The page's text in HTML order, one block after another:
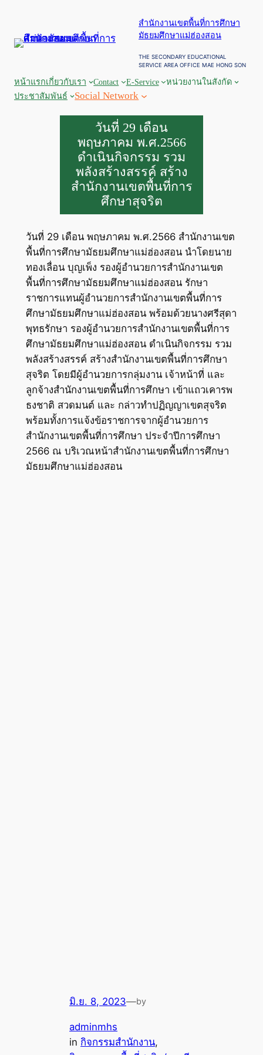
สำนักงานเขตพื้นที่การศึกษา
มัธยมศึกษาแม่ฮ่องสอน
THE SECONDARY EDUCATIONAL
SERVICE AREA OFFICE MAE HONG SON
หน้าแรกเกี่ยวกับเรา Contact E-Service
หน่วยงานในสังกัด
ประชาสัมพันธ์
Social Network
วันที่ 29 เดือน
พฤษภาคม พ.ศ.2566
ดำเนินกิจกรรม รวม
พลังสร้างสรรค์ สร้าง
สำนักงานเขตพื้นที่การ
ศึกษาสุจริต
วันที่ 29 เดือน พฤษภาคม พ.ศ.2566 สำนักงานเขต
พื้นที่การศึกษามัธยมศึกษาแม่ฮ่องสอน นำโดยนาย
ทองเลื่อน บุญเพ็ง รองผู้อำนวยการสำนักงานเขต
พื้นที่การศึกษามัธยมศึกษาแม่ฮ่องสอน รักษา
ราชการแทนผู้อำนวยการสำนักงานเขตพื้นที่การ
ศึกษามัธยมศึกษาแม่ฮ่องสอน พร้อมด้วยนางศรีสุดา
พุทธรักษา รองผู้อำนวยการสำนักงานเขตพื้นที่การ
ศึกษามัธยมศึกษาแม่ฮ่องสอน ดำเนินกิจกรรม รวม
พลังสร้างสรรค์ สร้างสำนักงานเขตพื้นที่การศึกษา
สุจริต โดยมีผู้อำนวยการกลุ่มงาน เจ้าหน้าที่ และ
ลูกจ้างสำนักงานเขตพื้นที่การศึกษา เข้าแถวเคารพ
ธงชาติ สวดมนต์ และ กล่าวทําปฏิญญาเขตสุจริต
พร้อมทั้งการแจ้งข้อราชการจากผู้อำนวยการ
สำนักงานเขตพื้นที่การศึกษา ประจำปีการศึกษา
2566 ณ บริเวณหน้าสำนักงานเขตพื้นที่การศึกษา
มัธยมศึกษาแม่ฮ่องสอน
มิ.ย. 8, 2023—by
adminmhs
in กิจกรรมสำนักงาน